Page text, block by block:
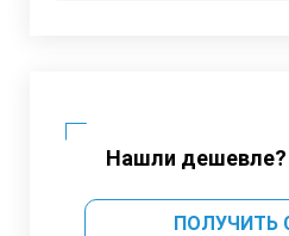
Нашли дешевле?
ПОЛУЧИТЬ